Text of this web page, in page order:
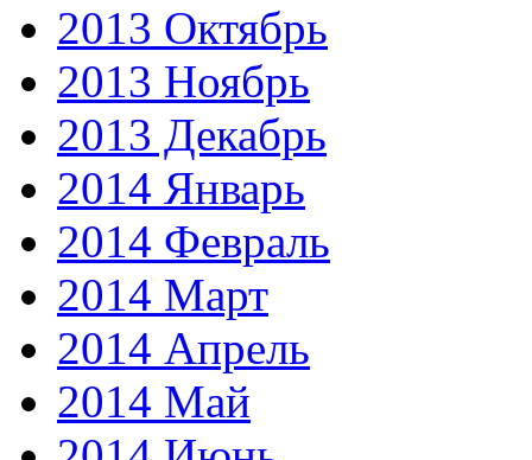
2013 Октябрь
2013 Ноябрь
2013 Декабрь
2014 Январь
2014 Февраль
2014 Март
2014 Апрель
2014 Май